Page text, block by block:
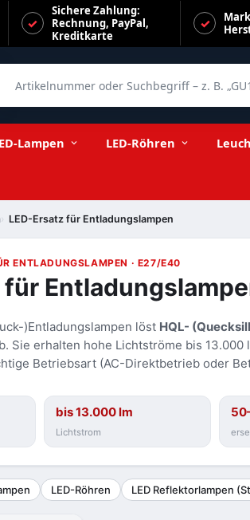
Sichere Zahlung:
Rechnung, PayPal,
Kreditkarte
Lampen LED-Röhren
LED-Ersatz für Entladungslampen
ENTLADUNGSLAMPEN · E27/E40
für
)Entladungslampen löst HQL-
Sie erhalten hohe Lichtströme bis
Betriebsart (AC-Direktbetrieb oder
bis 13.000 lm
Lichtstrom
LED-Röhren LED Reflektorlampen